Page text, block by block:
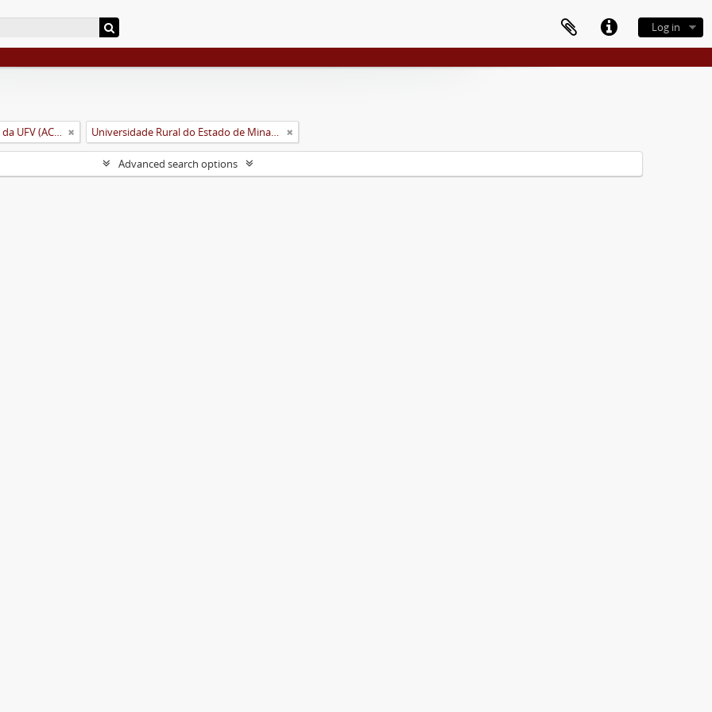
Log in
Arquivo Central e Histórico da UFV (ACH-UFV) Universidade Rural do Estado de Minas Gerais (Uremg)
Advanced search options